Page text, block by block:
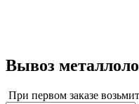
Вывоз
При первом заказе